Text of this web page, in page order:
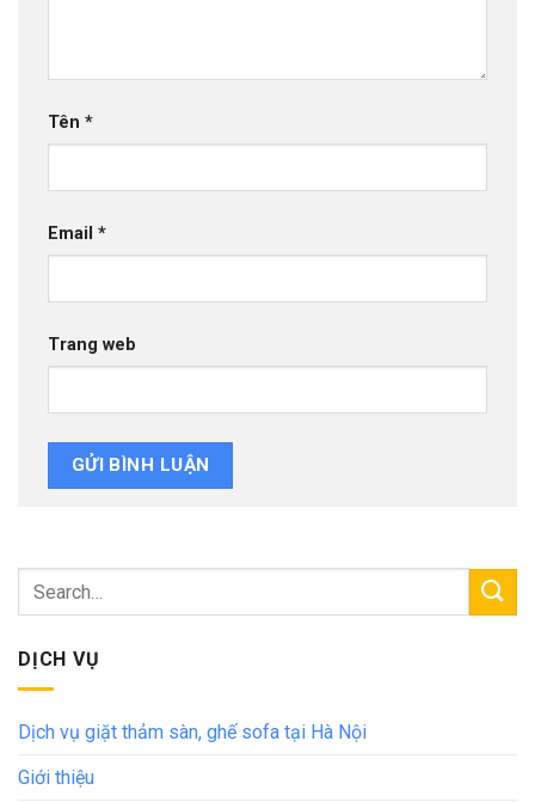
Tên *
Email *
Trang web
DỊCH VỤ
Dịch vụ giặt thảm sàn, ghế sofa tại Hà Nội
Giới thiệu